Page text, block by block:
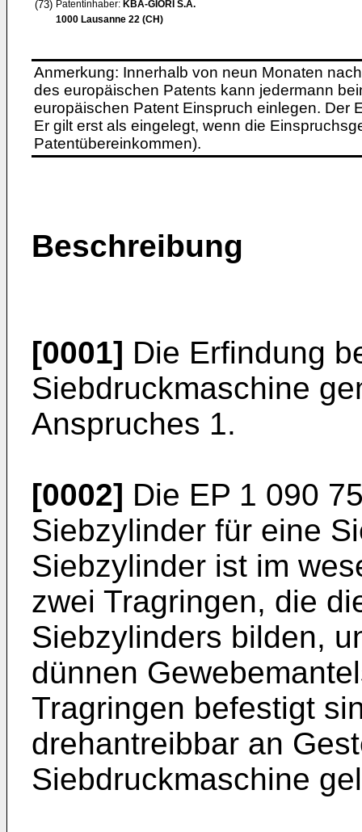
(73) Patentinhaber: KBA-GIORI S.A.
1000 Lausanne 22 (CH)
Anmerkung: Innerhalb von neun Monaten
des europäischen Patents kann jedermann
europäischen Patent Einspruch einlegen. Der
Er gilt erst als eingelegt, wenn die
Patentübereinkommen).
Beschreibung
[0001] Die Erfindung
Siebdruckmaschine
Anspruches 1.
[0002] Die EP 1 090
Siebzylinder für eine
Siebzylinder ist im
zwei Tragringen, die
Siebzylinders bilden,
dünnen
Tragringen befestigt
drehantreibbar an
Siebdruckmaschine